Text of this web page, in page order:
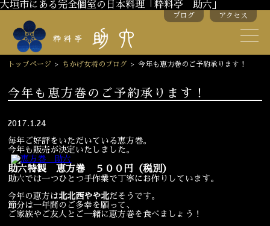
大垣市にある完全個室の日本料理「粋料亭 助六」
ブログ アクセス
トップページ > ちかげ女将のブログ > 今年も恵方巻のご予約承ります！
今年も恵方巻のご予約承ります！
2017.1.24
毎年ご好評をいただいている恵方巻。
今年も販売が決定いたしました。
助六特製 恵方巻 ５００円（税別）
助六では一つひとつ手作業で丁寧にお作りしています。
今年の恵方は北北西やや北だそうです。
節分は一年間のご多幸を願って、
ご家族やご友人とご一緒に恵方巻を食べましょう！
季節のお料理
お飲み物
結婚式・披露宴